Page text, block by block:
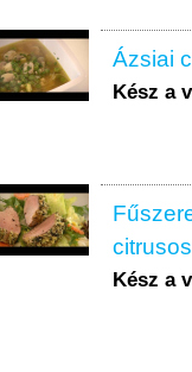
Ázsiai
Kész a
Kész a